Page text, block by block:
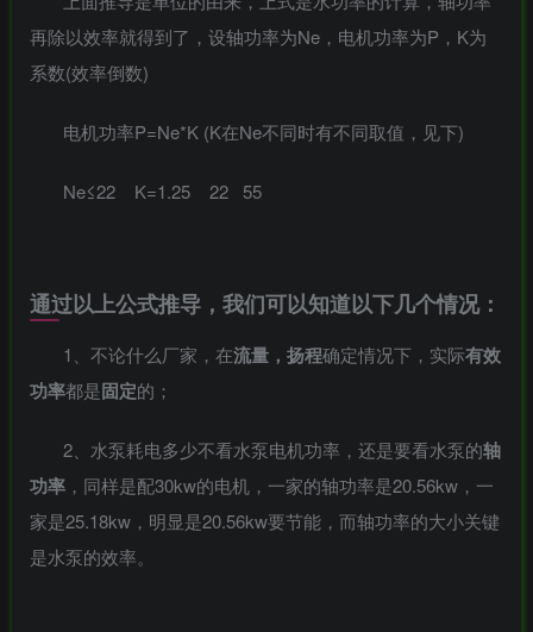
再除以效率就得到了，设轴功率为Ne，电机功率为P，K为
系数(效率倒数)
电机功率P=Ne*K (K在Ne不同时有不同取值，见下)
Ne≤22 K=1.25 22 55
通过以上公式推导，我们可以知道以下几个情况：
1、不论什么厂家，在流量，扬程确定情况下，实际有效
功率都是固定的；
2、水泵耗电多少不看水泵电机功率，还是要看水泵的轴
功率 ，同样是配30kw的电机，一家的轴功率是20.56kw，一
家是25.18kw，明显是20.56kw要节能，而轴功率的大小关键
是水泵的效率。